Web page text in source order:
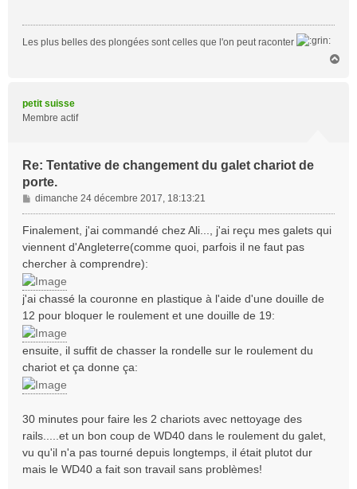
e
Les plus belles des plongées sont celles que l'on peut raconter
petit suisse
Membre actif
Re: Tentative de changement du galet chariot de
porte.
M
e
s
g
e
dimanche 24 décembre 2017, 18:13:21
Finalement, j'ai commandé chez Ali..., j'ai reçu mes galets qui
viennent d'Angleterre(comme quoi, parfois il ne faut pas
chercher à comprendre):
j'ai chassé la couronne en plastique à l'aide d'une douille de
12 pour bloquer le roulement et une douille de 19:
ensuite, il suffit de chasser la rondelle sur le roulement du
chariot et ça donne ça:
30 minutes pour faire les 2 chariots avec nettoyage des
rails.....et un bon coup de WD40 dans le roulement du galet,
vu qu'il n'a pas tourné depuis longtemps, il était plutot dur
mais le WD40 a fait son travail sans problèmes!